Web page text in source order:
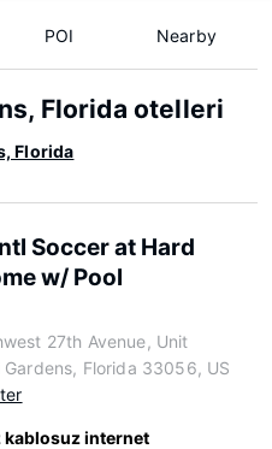
POI Nearby
Florida otelleri
Florida
Soccer at Hard
w/ Pool
27th Avenue, Unit
Gardens, Florida 33056, US
kablosuz internet